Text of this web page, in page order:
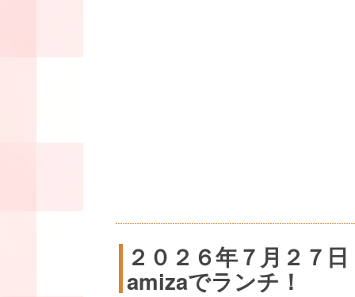
２０２６年７月２７日
amizaでランチ！